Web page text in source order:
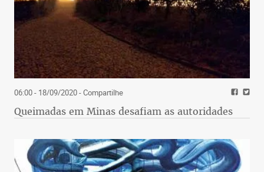
06:00 - 18/09/2020- Compartilhe
Queimadas em Minas desafiam as autoridades